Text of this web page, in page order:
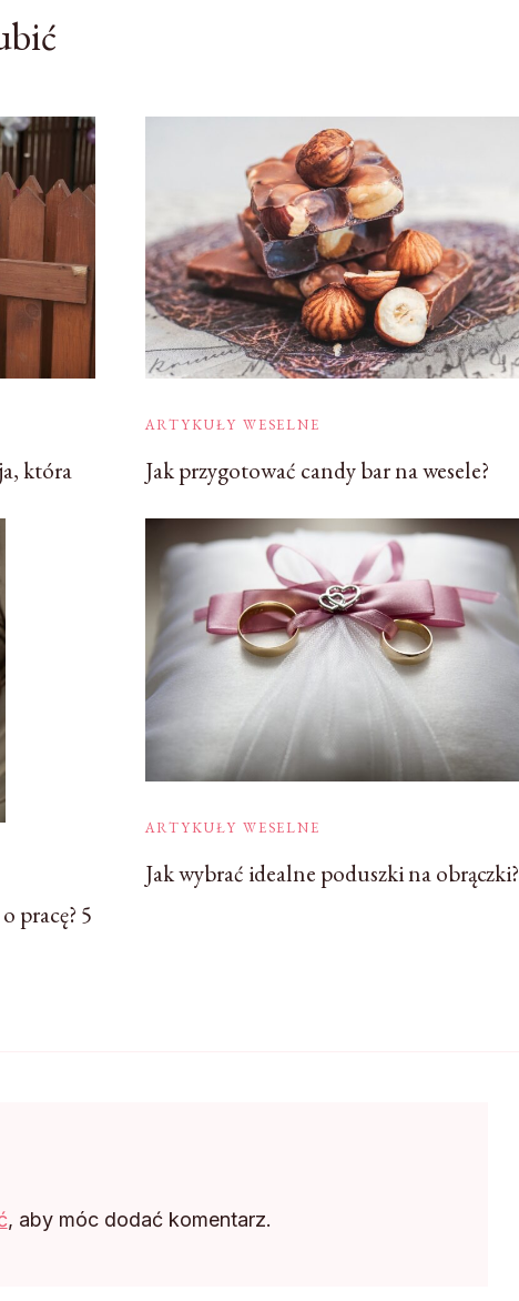
która
ARTYKUŁY WESELNE
Jak przygotować candy bar na wesele?
pracę? 5
ARTYKUŁY WESELNE
Jak wybrać idealne poduszki na obrączki?
, aby móc dodać komentarz.